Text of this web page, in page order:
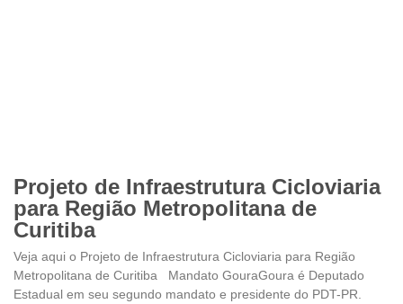
Projeto de Infraestrutura Cicloviaria
para Região Metropolitana de
Curitiba
Veja aqui o Projeto de Infraestrutura Cicloviaria para Região
Metropolitana de Curitiba Mandato GouraGoura é Deputado
Estadual em seu segundo mandato e presidente do PDT-PR.